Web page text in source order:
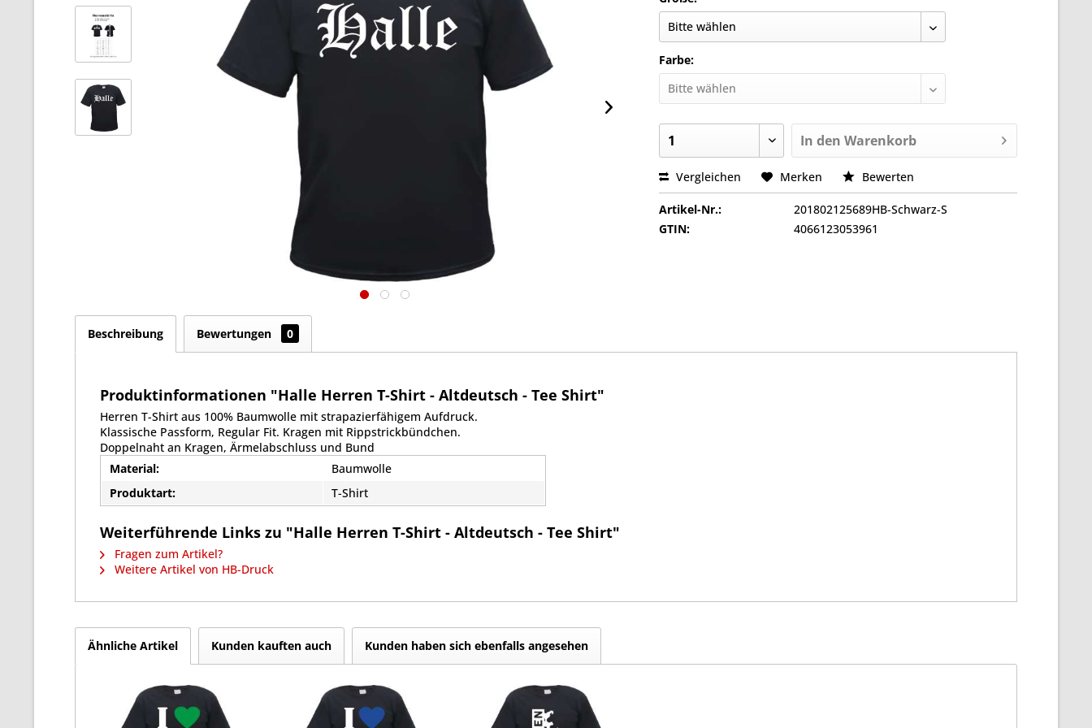
Farbe:
In den Warenkorb
Vergleichen Merken Bewerten
Artikel-Nr.:
201802125689HB-Schwarz-S
GTIN:
4066123053961
Beschreibung Bewertungen 0
Produktinformationen "Halle Herren T-Shirt - Altdeutsch - Tee Shirt"
Herren T-Shirt aus 100% Baumwolle mit strapazierfähigem Aufdruck.
Klassische Passform, Regular Fit. Kragen mit Rippstrickbündchen.
Doppelnaht an Kragen, Ärmelabschluss und Bund
Material:
Baumwolle
Produktart:
T-Shirt
Weiterführende Links zu "Halle Herren T-Shirt - Altdeutsch - Tee Shirt"
Fragen zum Artikel?
Weitere Artikel von HB-Druck
Ähnliche Artikel Kunden kauften auch Kunden haben sich ebenfalls angesehen